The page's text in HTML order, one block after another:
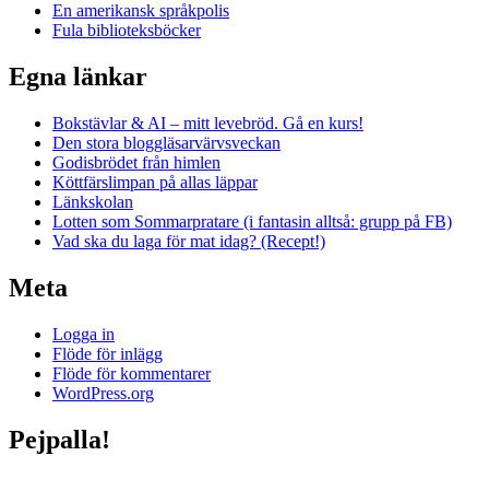
En amerikansk språkpolis
Fula biblioteksböcker
Egna länkar
Bokstävlar & AI – mitt levebröd. Gå en kurs!
Den stora bloggläsarvärvsveckan
Godisbrödet från himlen
Köttfärslimpan på allas läppar
Länkskolan
Lotten som Sommarpratare (i fantasin alltså: grupp på FB)
Vad ska du laga för mat idag? (Recept!)
Meta
Logga in
Flöde för inlägg
Flöde för kommentarer
WordPress.org
Pejpalla!